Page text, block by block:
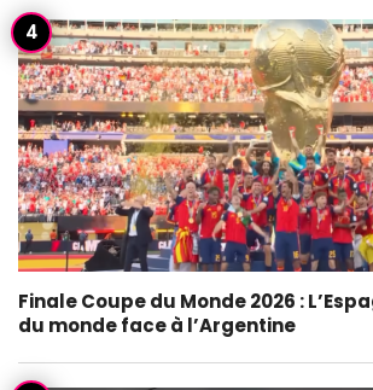
Finale Coupe du Monde 2026 :
du monde face à l’Argentine